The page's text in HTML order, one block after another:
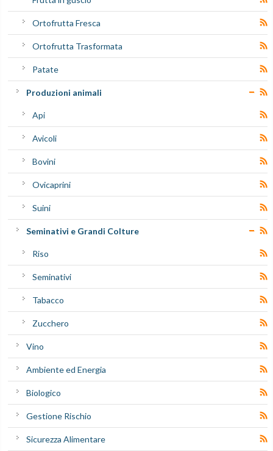
Ortofrutta Fresca
Ortofrutta Trasformata
Patate
Produzioni animali
Api
Avicoli
Bovini
Ovicaprini
Suini
Seminativi e Grandi Colture
Riso
Seminativi
Tabacco
Zucchero
Vino
Ambiente ed Energia
Biologico
Gestione Rischio
Sicurezza Alimentare